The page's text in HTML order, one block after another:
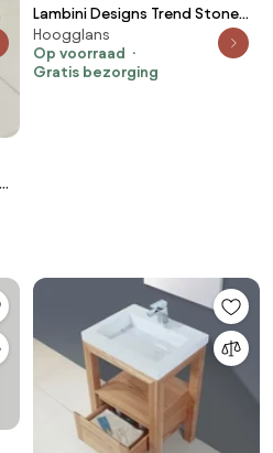
Lambini Designs Trend Stone
badkamermeubel 120cm 0
kraangaten hoogglans
antraciet
Hoogglans
Op voorraad
Gratis bezorging